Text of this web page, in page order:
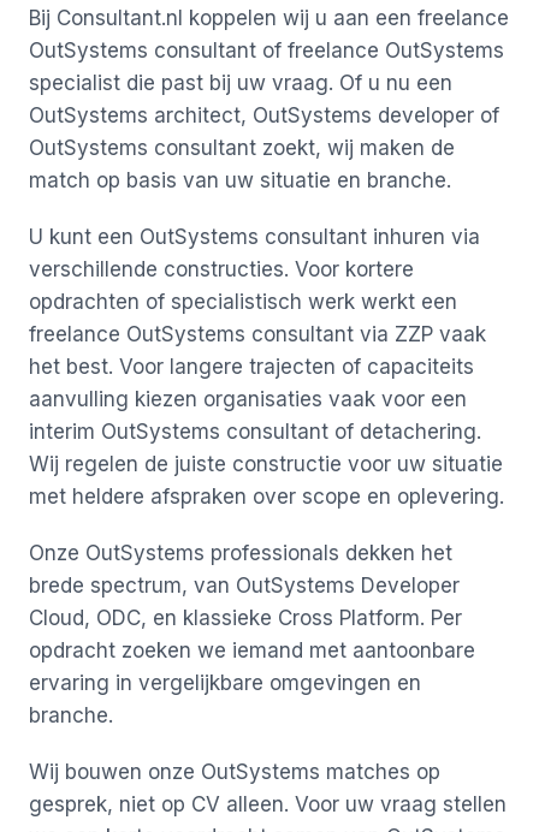
Bij Consultant.nl koppelen wij u aan een freelance
OutSystems consultant of freelance OutSystems
specialist die past bij uw vraag. Of u nu een
OutSystems architect, OutSystems developer of
OutSystems consultant zoekt, wij maken de
match op basis van uw situatie en branche.
U kunt een OutSystems consultant inhuren via
verschillende constructies. Voor kortere
opdrachten of specialistisch werk werkt een
freelance OutSystems consultant via ZZP vaak
het best. Voor langere trajecten of capaciteits
aanvulling kiezen organisaties vaak voor een
interim OutSystems consultant of detachering.
Wij regelen de juiste constructie voor uw situatie
met heldere afspraken over scope en oplevering.
Onze OutSystems professionals dekken het
brede spectrum, van OutSystems Developer
Cloud, ODC, en klassieke Cross Platform. Per
opdracht zoeken we iemand met aantoonbare
ervaring in vergelijkbare omgevingen en
branche.
Wij bouwen onze OutSystems matches op
gesprek, niet op CV alleen. Voor uw vraag stellen